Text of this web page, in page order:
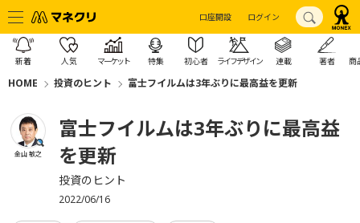
口座開設 ログイン
新着 人気 マーケット 特集 初心者 ライフデザイン 連載 著者 商
HOME 投資のヒント 富士フイルムは3年ぶりに最高益を更新
金山 敏之
富士フイルムは3年ぶりに最高益
を更新
投資のヒント
2022/06/16